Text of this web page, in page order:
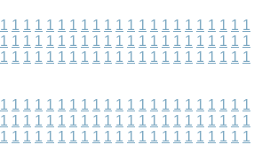
1 1 1 1 1 1 1 1 1 1 1 1 1 1 1 1 1 1 1 1 1 1
1 1 1 1 1 1 1 1 1 1 1 1 1 1 1 1 1 1 1 1 1 1
1 1 1 1 1 1 1 1 1 1 1 1 1 1 1 1 1 1 1 1 1 1
1 1 1 1 1 1 1 1 1 1 1 1 1 1 1 1 1 1 1 1 1 1
1 1 1 1 1 1 1 1 1 1 1 1 1 1 1 1 1 1 1 1 1 1
1 1 1 1 1 1 1 1 1 1 1 1 1 1 1 1 1 1 1 1 1 1